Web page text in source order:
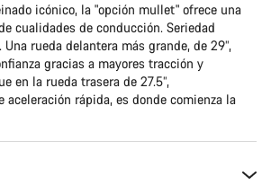
icónico, la "opción mullet" ofrece una
cualidades de conducción. Seriedad
rueda delantera más grande, de 29”,
gracias a mayores tracción y
en la rueda trasera de 27.5”,
aceleración rápida, es donde comienza la
Cerrar